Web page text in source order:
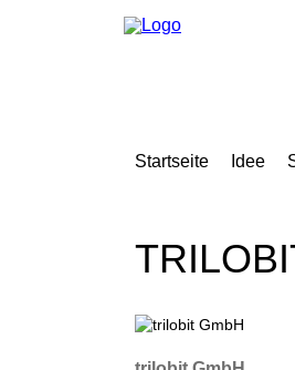
überspringen
Startseite Idee
So
2018
Redaktionelle